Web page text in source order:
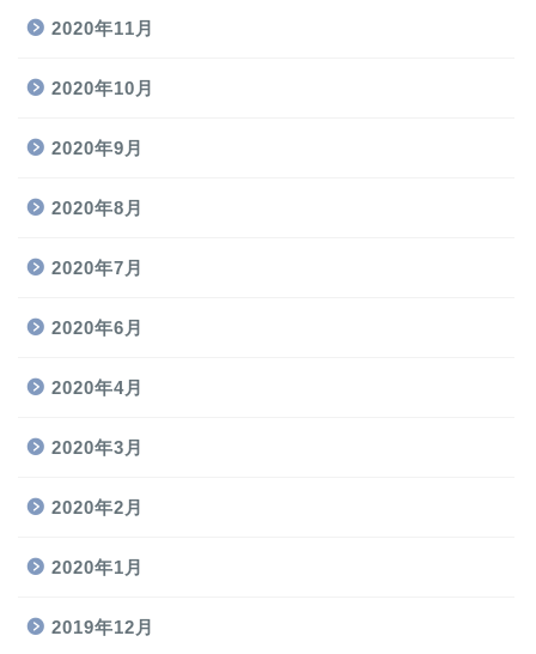
2020年11月
2020年10月
2020年9月
2020年8月
2020年7月
2020年6月
2020年4月
2020年3月
2020年2月
2020年1月
2019年12月